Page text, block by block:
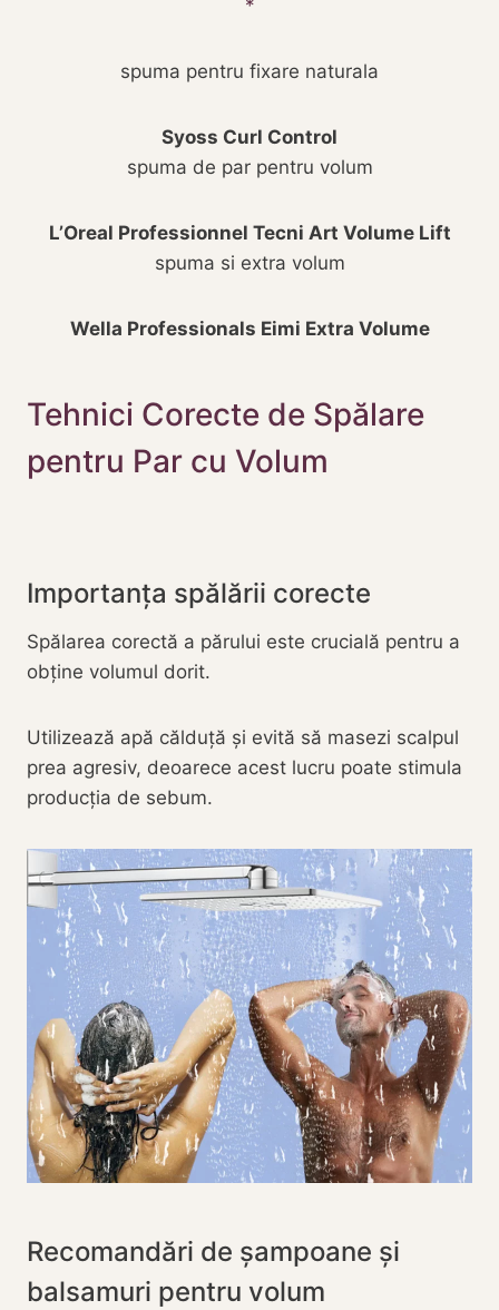
spuma pentru fixare naturala
Syoss Curl Control
spuma de par pentru volum
L’Oreal Professionnel Tecni Art Volume Lift
spuma si extra volum
Wella Professionals Eimi Extra Volume
Tehnici Corecte de Spălare
pentru Par cu Volum
Importanța spălării corecte
Spălarea corectă a părului este crucială pentru a
obține volumul dorit.
Utilizează apă călduță și evită să masezi scalpul
prea agresiv, deoarece acest lucru poate stimula
producția de sebum.
Recomandări de șampoane și
balsamuri pentru volum